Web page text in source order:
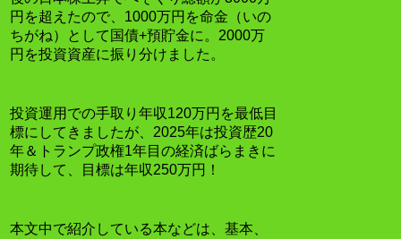
円を超えたので、1000万円を命金（いの
ちがね）として国債+預貯金に。2000万
円を投資資産に振り分けました。
投資運用での手取り年収120万円を最低目
標にしてきましたが、2025年は投資歴20
年＆トランプ政権1年目の経済ばらまきに
期待して、目標は年収250万円！
本文中で紹介している本などは、基本、